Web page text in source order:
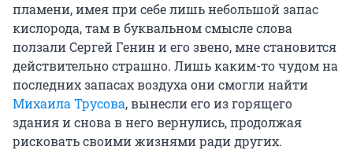
пламени, имея при себе лишь небольшой запас
кислорода, там в буквальном смысле слова
ползали Сергей Генин и его звено, мне становится
действительно страшно. Лишь каким-то чудом на
последних запасах воздуха они смогли найти
Михаила Трусова, вынесли его из горящего
здания и снова в него вернулись, продолжая
рисковать своими жизнями ради других.